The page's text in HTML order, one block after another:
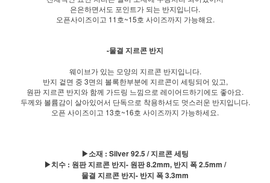
은은하면서도 포인트가 되는 반지입니다.
오픈사이즈이고 11호~15호 사이즈까지 가능해요.
-물결 지르콘 반지
웨이브가 있는 모양의 지르콘 반지입니다.
반지 겉면 중 3면의 볼록한부분에 지르콘이 세팅되어 있고,
원판 지르콘 반지와 함께 가드링 느낌으로 레이어드하기에도 좋아요.
두께와 볼륨감이 살아있어서 단독으로 착용하셔도 멋스러운 반지입니다.
오픈 사이즈이고 13호~16호 사이즈까지 가능하세요.
▶소재 : Silver 92.5 / 지르콘 세팅
▶치수 : 원판 지르콘 반지- 원판 8.2mm, 반지 폭 2.5mm /
물결 지르콘 반지- 반지 폭 3.3mm